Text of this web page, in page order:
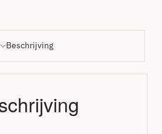
Beschrijving